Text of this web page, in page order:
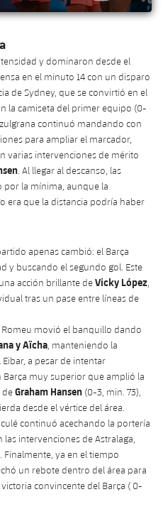
ruedas
y dominaron desde el
en el minuto 14 con un disparo
de Sydney, que se convirtió en el
la camiseta del primer equipo (0-
continuó mandando con
para ampliar el marcador,
varias intervenciones de mérito
. Al llegar al descanso, las
por la mínima, aunque la
era que la distancia podría haber
apenas cambió: el Barça
y buscando el segundo gol. Este
acción brillante deVicky López
tras un pase entre líneas de
movió el banquillo dando
y Aïcha , manteniendo la
a pesar de intentar
muy superior que amplió la
deGraham Hansen (0-3, min. 73),
desde el vértice del área.
continuó acechando la portería
intervenciones de Astralaga,
ya en el tiempo
un rebote dentro del área para
convincente del Barça ( 0-